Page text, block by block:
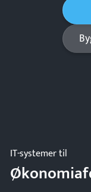
IT-systemer til